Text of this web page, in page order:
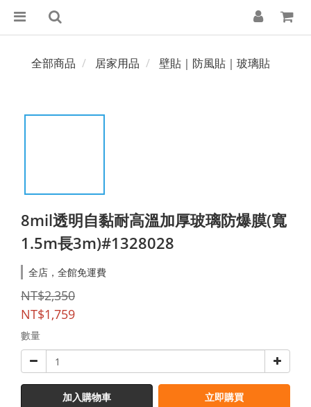
全部商品 居家用品 壁貼｜防風貼｜玻璃貼
8mil透明自黏耐高溫加厚玻璃防爆膜(寬
1.5m長3m)#1328028
全店，全館免運費
NT$2,350
NT$1,759
數量
加入購物車 立即購買